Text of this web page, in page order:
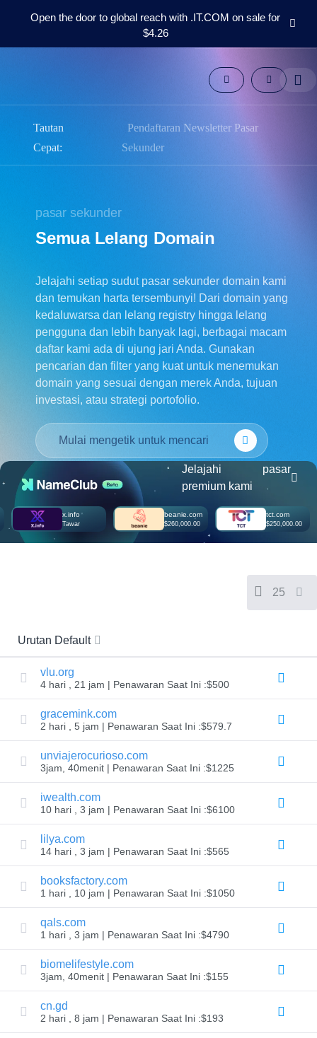
Open the door to global reach with .IT.COM on sale for
$4.26
sekunder
Sumber
dukungan
ID
Español
中
文
Deutsch
Português
Français
Русский
हिन्दी
Italiano
語
국
어
US Dollar USD ($)
Euro EUR (€)
人民币 CNY (¥)
Canadian Dollar CAD
(C$)
Pesos Mexicanos MXN
(MX$)
British Pound GBP (£)
Real Brasileiro BRL
(R$)
Indian Rupee INR (Rs.)
Indonesian Rupiah
Dynadot
LLC.
All
reserved.
Domain
Domain
Anda
Pencarian
Pencarian
Pencarian
Domain
Domain
Massal
Pencarian
Lanjutan
Transfer
Domain
Transfer
Domain
Massal
TLD
Domain
Penjualan
Domain
Tautan
Cepat:
Pendaftaran Newsletter Pasar
Sekunder
pasar sekunder
Semua Lelang Domain
Jelajahi setiap sudut pasar sekunder domain kami
dan temukan harta tersembunyi! Dari domain yang
kedaluwarsa dan lelang registry hingga lelang
pengguna dan lebih banyak lagi, berbagai macam
daftar kami ada di ujung jari Anda. Gunakan
pencarian dan filter yang kuat untuk menemukan
domain yang sesuai dengan merek Anda, tujuan
investasi, atau strategi portofolio.
Jelajahi pasar
premium kami
beanie.com
$260,000.00
tct.com
$250,000.00
25
Urutan Default
vlu.org
4 hari , 21 jam | Penawaran Saat Ini :$500
gracemink.com
2 hari , 5 jam | Penawaran Saat Ini :$579.7
unviajerocurioso.com
3jam, 40menit | Penawaran Saat Ini :$1225
iwealth.com
10 hari , 3 jam | Penawaran Saat Ini :$6100
lilya.com
14 hari , 3 jam | Penawaran Saat Ini :$565
booksfactory.com
1 hari , 10 jam | Penawaran Saat Ini :$1050
qals.com
1 hari , 3 jam | Penawaran Saat Ini :$4790
biomelifestyle.com
3jam, 40menit | Penawaran Saat Ini :$155
cn.gd
2 hari , 8 jam | Penawaran Saat Ini :$193